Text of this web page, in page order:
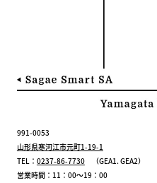
991-0053
山形県寒河江市元町1-19-1
TEL： 0237-86-7730（GEA1. GEA2）
営業時間：11：00～19：00